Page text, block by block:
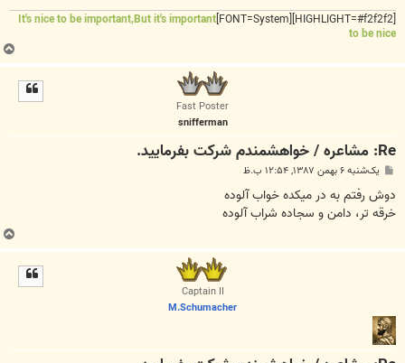
It's nice to be important,But it's important
to be nice
ب
ا
Fast Poster
snifferman
Re: مشاعره / خواهشمندم شرکت بفرماييد.
پ
ت
یک‌شنبه ۶ بهمن ۱۳۸۷, ۱۲:۵۴ ب.ظ
دوش رفتم به در میکده خواب آلوده
خرقه تر، دامن و سجاده شراب آلوده
ب
ا
Captain II
M.Schumacher